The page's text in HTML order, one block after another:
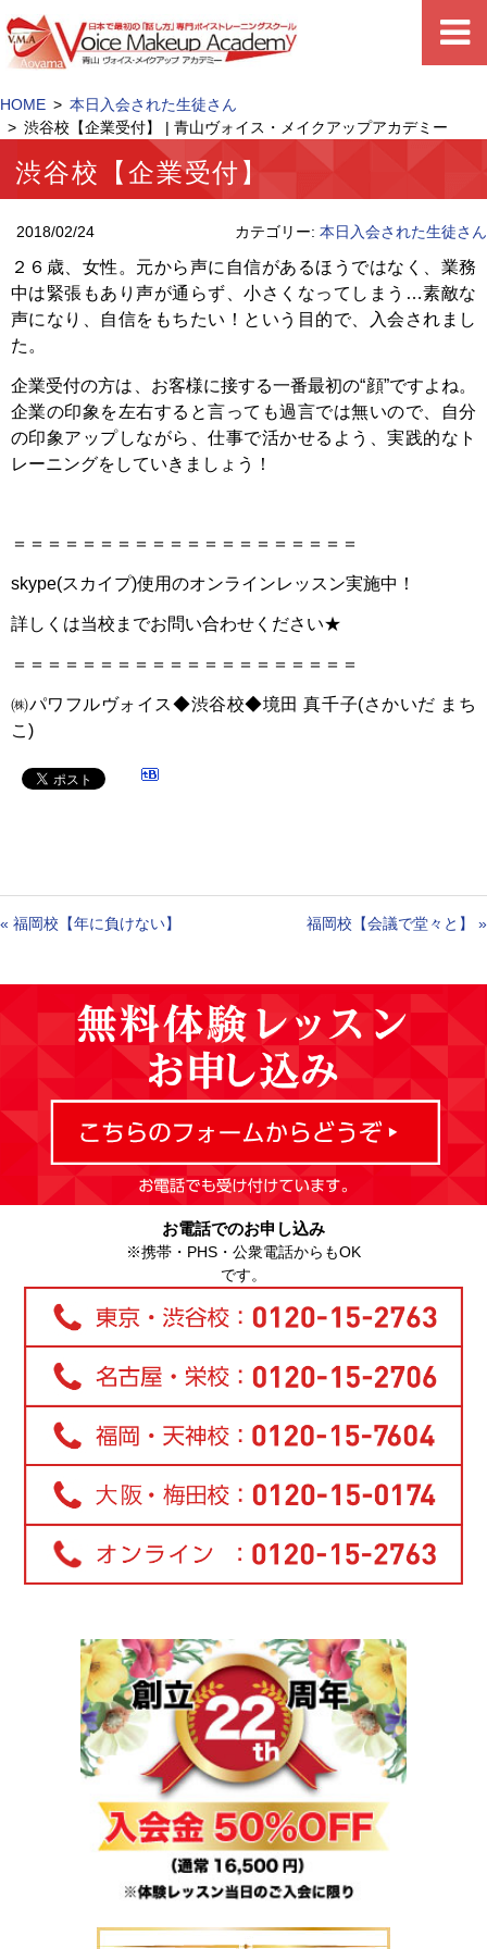
HOME
本日入会された生徒さん
渋谷校【企業受付】 | 青山ヴォイス・メイクアップアカデミー
渋谷校【企業受付】
2018/02/24 カテゴリー: 本日入会された生徒さん
２６歳、女性。元から声に自信があるほうではなく、業務
中は緊張もあり声が通らず、小さくなってしまう…素敵な
声になり、自信をもちたい！という目的で、入会されまし
た。
企業受付の方は、お客様に接する一番最初の“顔”ですよね。
企業の印象を左右すると言っても過言では無いので、自分
の印象アップしながら、仕事で活かせるよう、実践的なト
レーニングをしていきましょう！
＝＝＝＝＝＝＝＝＝＝＝＝＝＝＝＝＝＝＝＝
skype(スカイプ)使用のオンラインレッスン実施中！
詳しくは当校までお問い合わせください★
＝＝＝＝＝＝＝＝＝＝＝＝＝＝＝＝＝＝＝＝
㈱パワフルヴォイス◆渋谷校◆境田 真千子(さかいだ まち
こ)
« 福岡校【年に負けない】 福岡校【会議で堂々と】 »
お電話でのお申し込み
※携帯・PHS・公衆電話からもOK
です。